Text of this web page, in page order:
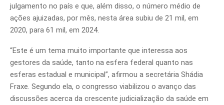
julgamento no país e que, além disso, o número médio de
ações ajuizadas, por mês, nesta área subiu de 21 mil, em
2020, para 61 mil, em 2024.
“Este é um tema muito importante que interessa aos
gestores da saúde, tanto na esfera federal quanto nas
esferas estadual e municipal”, afirmou a secretária Shádia
Fraxe. Segundo ela, o congresso viabilizou o avanço das
discussões acerca da crescente judicialização da saúde em